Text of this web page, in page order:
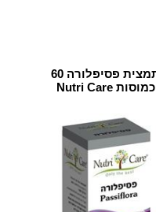
תמצית פסיפלורה 60
כמוסות Nutri Care